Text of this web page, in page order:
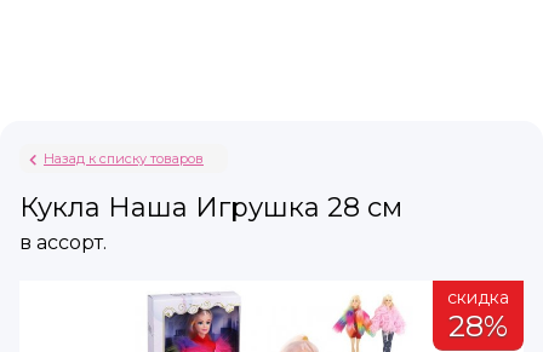
Назад к списку товаров
Кукла Наша Игрушка 28 см
в ассорт.
скидка
28%